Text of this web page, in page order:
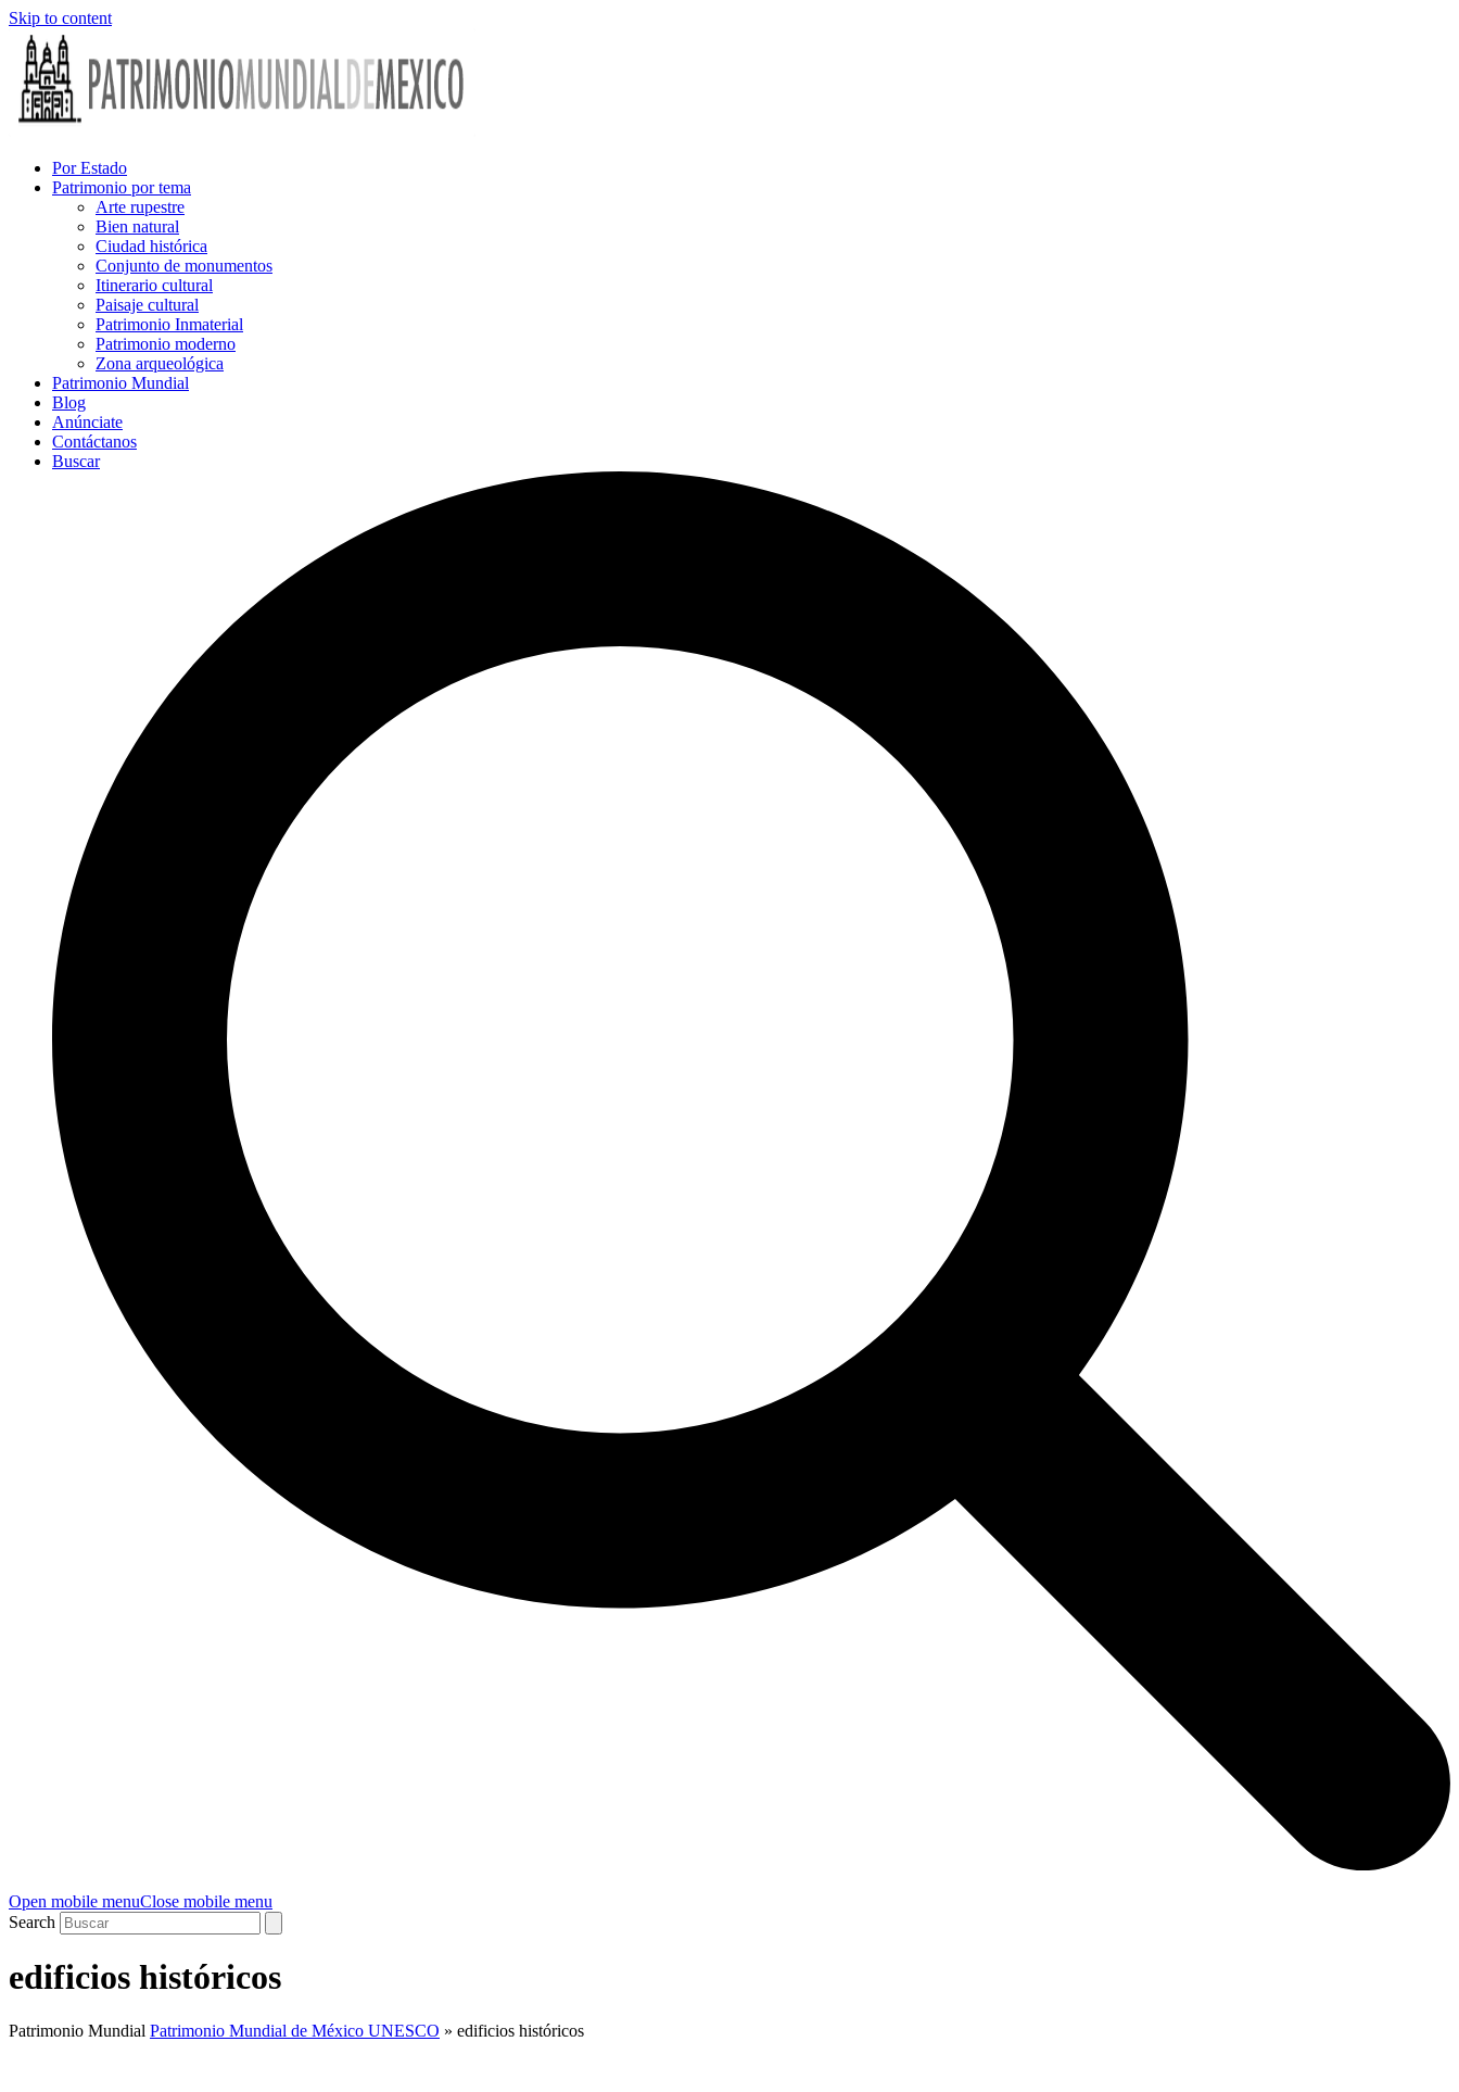
Skip to content
Por Estado
Patrimonio por tema
Arte rupestre
Bien natural
Ciudad histórica
Conjunto de monumentos
Itinerario cultural
Paisaje cultural
Patrimonio Inmaterial
Patrimonio moderno
Zona arqueológica
Patrimonio Mundial
Blog
Anúnciate
Contáctanos
Buscar
Open mobile menuClose mobile menu
Search
edificios históricos
Patrimonio Mundial Patrimonio Mundial de México UNESCO » edificios históricos